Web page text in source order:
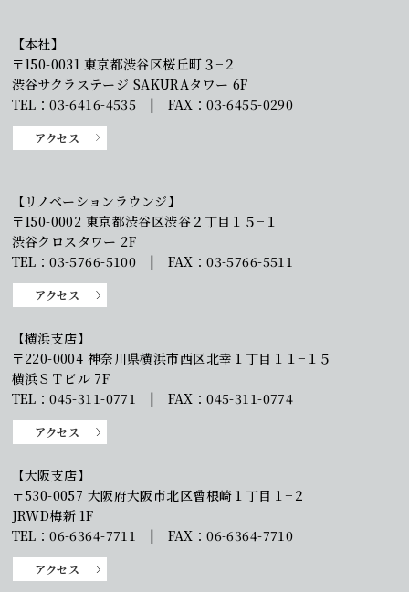
【本社】
〒150-0031 東京都渋谷区桜丘町３−２
渋谷サクラステージ SAKURAタワー 6F
TEL：03-6416-4535 | FAX：03-6455-0290
アクセス
【リノベーションラウンジ】
〒150-0002 東京都渋谷区渋谷２丁目１５−１
渋谷クロスタワー 2F
TEL：03-5766-5100 | FAX：03-5766-5511
アクセス
【横浜支店】
〒220-0004 神奈川県横浜市西区北幸１丁目１１−１５
横浜ＳＴビル 7F
TEL：045-311-0771 | FAX：045-311-0774
アクセス
【大阪支店】
〒530-0057 大阪府大阪市北区曾根崎１丁目１−２
JRWD梅新 1F
TEL：06-6364-7711 | FAX：06-6364-7710
アクセス